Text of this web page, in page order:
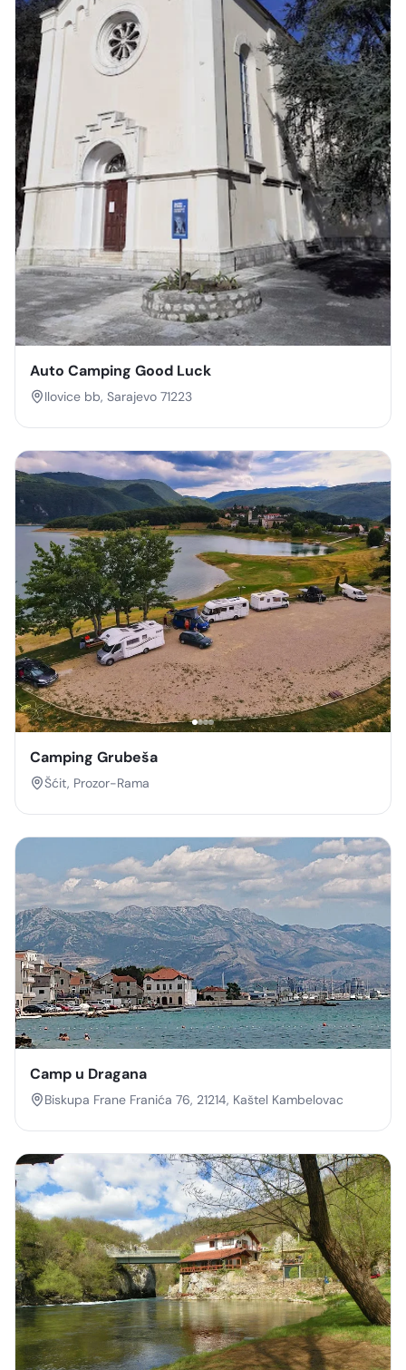
Auto Camping Good Luck
Ilovice bb, Sarajevo 71223
Camping Grubeša
Šćit, Prozor-Rama
Camp u Dragana
Biskupa Frane Franića 76, 21214, Kaštel Kambelovac